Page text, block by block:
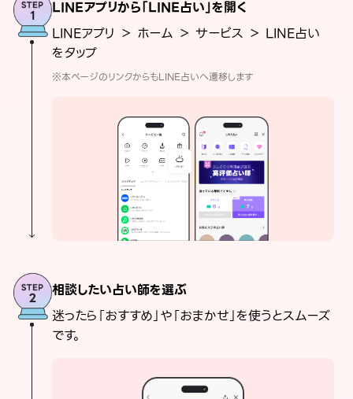
LINEアプリから「LINE占い」を開く
LINEアプリ ＞ ホーム ＞ サービス ＞ LINE占い
をタップ
※本ページのリンクからもLINE占いへ遷移します
相談したい占い師を選ぶ
迷ったら「おすすめ」や「おまかせ」を使うとスムーズ
です。